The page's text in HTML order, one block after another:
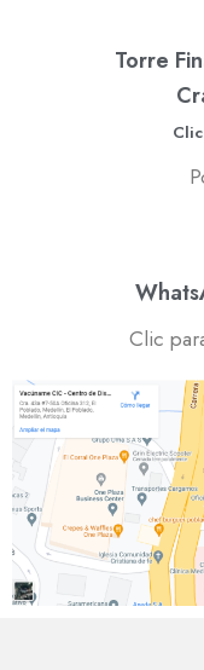
Torre
Clic